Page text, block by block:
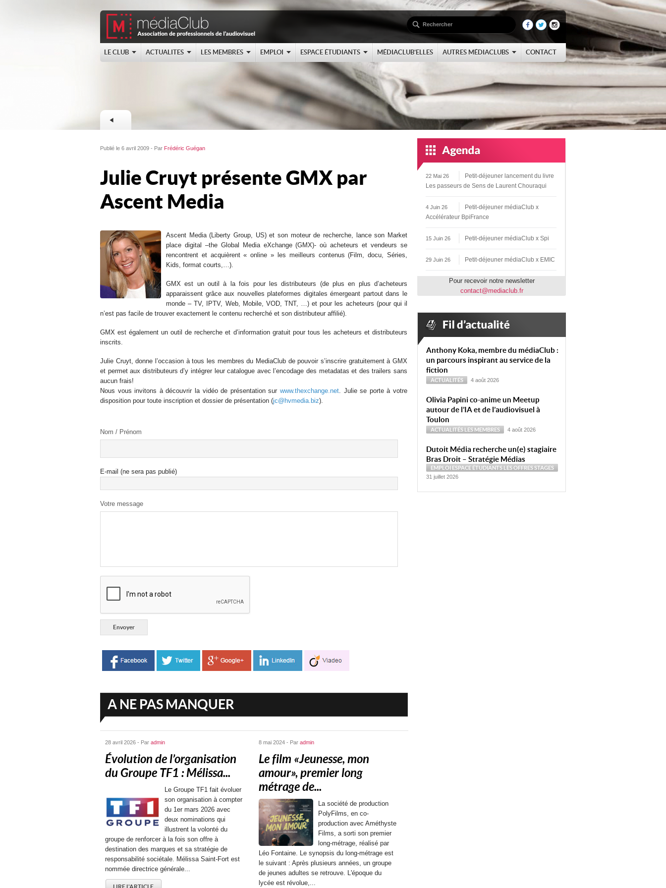
LE CLUB ACTUALITES LES MEMBRES EMPLOI ESPACE ÉTUDIANTS MÉDIACLUB’ELLES AUTRES MÉDIACLUBS CONTACT
Publié le 6 avril 2009 - Par Frédéric Guégan
Julie Cruyt présente GMX par
Ascent Media
Ascent Media (Liberty Group, US) et son moteur de recherche, lance son Market
place digital –the Global Media eXchange (GMX)- où acheteurs et vendeurs se
rencontrent et acquièrent « online » les meilleurs contenus (Film, docu, Séries,
Kids, format courts,…).
GMX est un outil à la fois pour les distributeurs (de plus en plus d’acheteurs
apparaissent grâce aux nouvelles plateformes digitales émergeant partout dans le
monde – TV, IPTV, Web, Mobile, VOD, TNT, …) et pour les acheteurs (pour qui il
n’est pas facile de trouver exactement le contenu recherché et son distributeur affilié).
GMX est également un outil de recherche et d’information gratuit pour tous les acheteurs et distributeurs
inscrits.
Julie Cruyt, donne l’occasion à tous les membres du MediaClub de pouvoir s’inscrire gratuitement à GMX
et permet aux distributeurs d’y intégrer leur catalogue avec l’encodage des metadatas et des trailers sans
aucun frais!
Nous vous invitons à découvrir la vidéo de présentation sur www.thexchange.net. Julie se porte à votre
disposition pour toute inscription et dossier de présentation (jc@hvmedia.biz).
Nom / Prénom
E-mail (ne sera pas publié)
Votre message
A NE PAS MANQUER
28 avril 2026 - Par admin
Évolution de l’organisation
du Groupe TF1 : Mélissa...
Le Groupe TF1 fait évoluer
son organisation à compter
du 1er mars 2026 avec
deux nominations qui
illustrent la volonté du
groupe de renforcer à la fois son offre à
destination des marques et sa stratégie de
responsabilité sociétale. Mélissa Saint-Fort est
nommée directrice générale...
8 mai 2024 - Par admin
Le film « Jeunesse, mon
amour », premier long
métrage de...
La société de production
PolyFilms, en co-
production avec Améthyste
Films, a sorti son premier
long-métrage, réalisé par
Léo Fontaine. Le synopsis du long-métrage est
le suivant : Après plusieurs années, un groupe
de jeunes adultes se retrouve. L'époque du
lycée est révolue,...
22 Mai 26
Petit-déjeuner lancement du livre
Les passeurs de Sens de Laurent Chouraqui
4 Juin 26
Petit-déjeuner médiaClub x
Accélérateur BpiFrance
15 Juin 26 Petit-déjeuner médiaClub x Spi
29 Juin 26 Petit-déjeuner médiaClub x EMIC
Pour recevoir notre newsletter
contact@mediaclub.fr
Anthony Koka, membre du médiaClub :
un parcours inspirant au service de la
fiction
ACTUALITÉS 4 août 2026
Olivia Papini co-anime un Meetup
autour de l’IA et de l’audiovisuel à
Toulon
ACTUALITÉS LES MEMBRES 4 août 2026
Dutoit Média recherche un(e) stagiaire
Bras Droit – Stratégie Médias
EMPLOI ESPACE ÉTUDIANTS LES OFFRESSTAGES
31 juillet 2026